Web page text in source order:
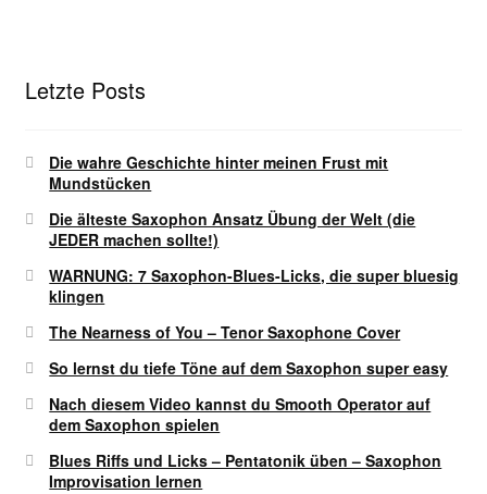
Letzte Posts
Die wahre Geschichte hinter meinen Frust mit
Mundstücken
Die älteste Saxophon Ansatz Übung der Welt (die
JEDER machen sollte!)
WARNUNG: 7 Saxophon-Blues-Licks, die super bluesig
klingen
The Nearness of You – Tenor Saxophone Cover
So lernst du tiefe Töne auf dem Saxophon super easy
Nach diesem Video kannst du Smooth Operator auf
dem Saxophon spielen
Blues Riffs und Licks – Pentatonik üben – Saxophon
Improvisation lernen